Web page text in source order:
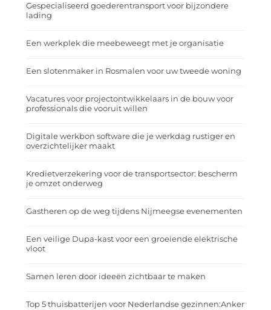
Gespecialiseerd goederentransport voor bijzondere
lading
Een werkplek die meebeweegt met je organisatie
Een slotenmaker in Rosmalen voor uw tweede woning
Vacatures voor projectontwikkelaars in de bouw voor
professionals die vooruit willen
Digitale werkbon software die je werkdag rustiger en
overzichtelijker maakt
Kredietverzekering voor de transportsector: bescherm
je omzet onderweg
Gastheren op de weg tijdens Nijmeegse evenementen
Een veilige Dupa-kast voor een groeiende elektrische
vloot
Samen leren door ideeën zichtbaar te maken
Top 5 thuisbatterijen voor Nederlandse gezinnen:Anker